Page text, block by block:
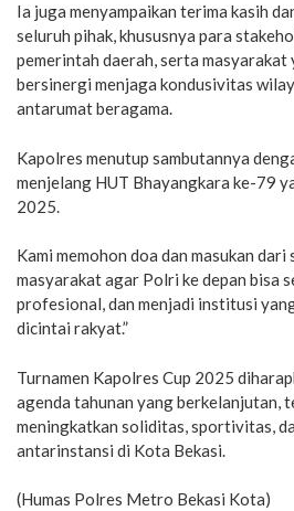
Ia juga menyampaikan terima kasih
seluruh pihak, khususnya para
pemerintah daerah, serta masyarakat
bersinergi menjaga kondusivitas
antarumat beragama.
Kapolres menutup sambutannya
menjelang HUT Bhayangkara ke-79
2025.
Kami memohon doa dan masukan dari
masyarakat agar Polri ke depan bisa
profesional, dan menjadi institusi
dicintai rakyat.”
Turnamen Kapolres Cup 2025
agenda tahunan yang berkelanjutan,
meningkatkan soliditas, sportivitas,
antarinstansi di Kota Bekasi.
(Humas Polres Metro Bekasi Kota)